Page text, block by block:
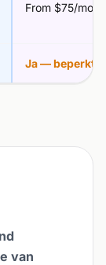
From $75/
Ja — beperkt
van